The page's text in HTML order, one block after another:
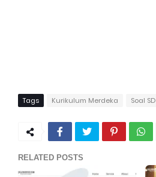
Tags Kurikulum Merdeka Soal SD
RELATED POSTS